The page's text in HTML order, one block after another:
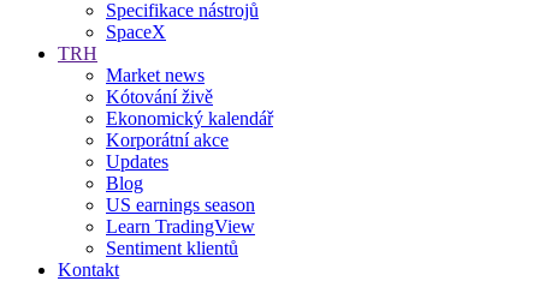
Specifikace nástrojů
SpaceX
TRH
Market news
Kótování živě
Ekonomický kalendář
Korporátní akce
Updates
Blog
US earnings season
Learn TradingView
Sentiment klientů
Kontakt